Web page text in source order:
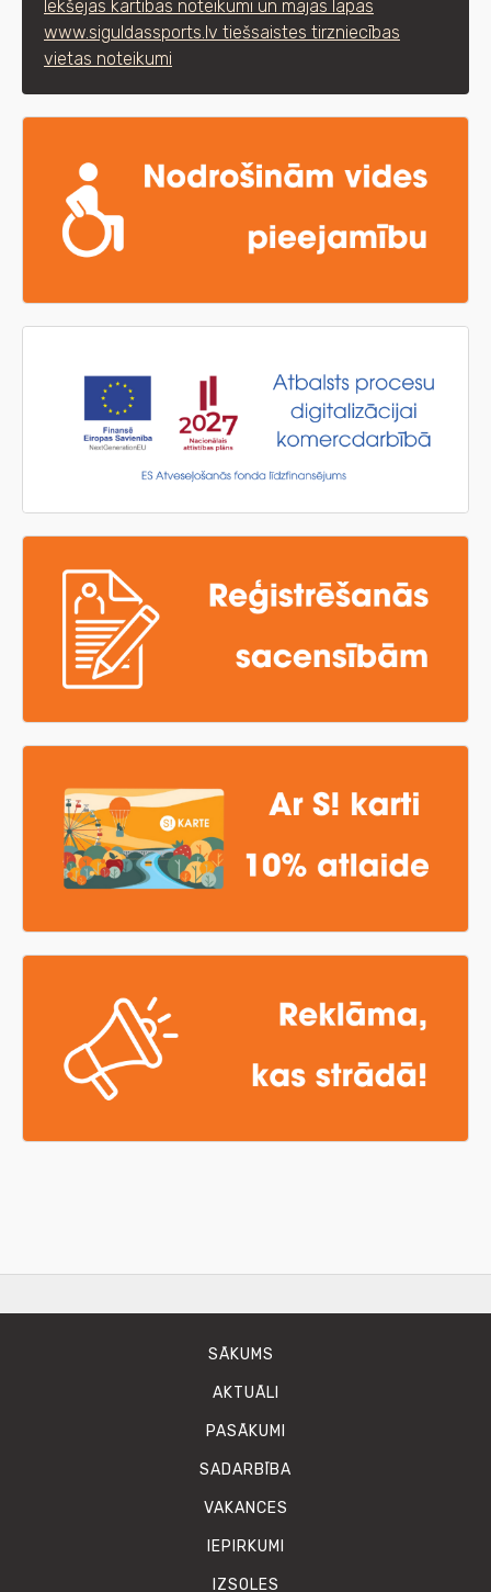
Iekšējās kārtības noteikumi un mājas lapas
www.siguldassports.lv tiešsaistes tirzniecības
vietas noteikumi
SĀKUMS
AKTUĀLI
PASĀKUMI
SADARBĪBA
VAKANCES
IEPIRKUMI
IZSOLES